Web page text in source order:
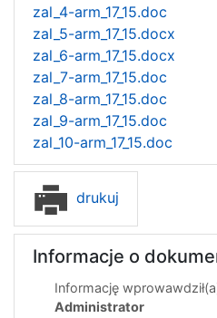
zal_4-arm_17_15.doc
zal_5-arm_17_15.docx
zal_6-arm_17_15.docx
zal_7-arm_17_15.doc
zal_8-arm_17_15.doc
zal_9-arm_17_15.doc
zal_10-arm_17_15.doc
drukuj
Informacje o
Informację
Administrator